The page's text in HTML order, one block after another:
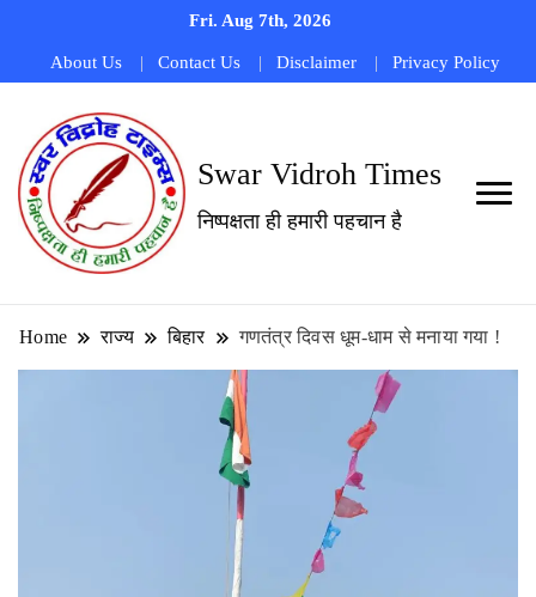
Fri. Aug 7th, 2026
About Us Contact Us Disclaimer Privacy Policy
Swar Vidroh Times
निष्पक्षता ही हमारी पहचान है
Home राज्य बिहार गणतंत्र दिवस धूम-धाम से मनाया गया !